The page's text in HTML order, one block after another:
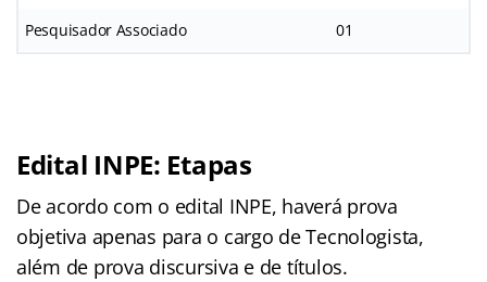
Pesquisador Associado 01
Edital INPE: Etapas
De acordo com o edital INPE, haverá prova
objetiva apenas para o cargo de Tecnologista,
além de prova discursiva e de títulos.